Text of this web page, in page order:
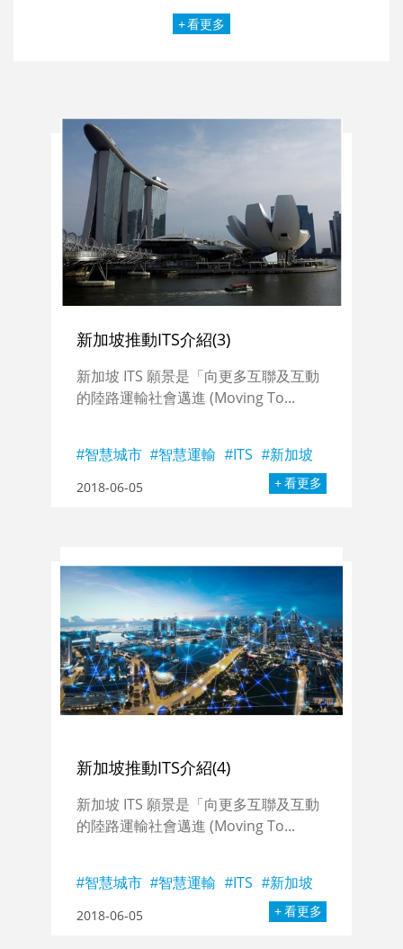
看更多
新加坡推動ITS介紹(3)
新加坡 ITS 願景是「向更多互聯及互動
的陸路運輸社會邁進 (Moving To...
智慧城市 智慧運輸 ITS 新加坡
2018-06-05 看更多
新加坡推動ITS介紹(4)
新加坡 ITS 願景是「向更多互聯及互動
的陸路運輸社會邁進 (Moving To...
智慧城市 智慧運輸 ITS 新加坡
2018-06-05 看更多